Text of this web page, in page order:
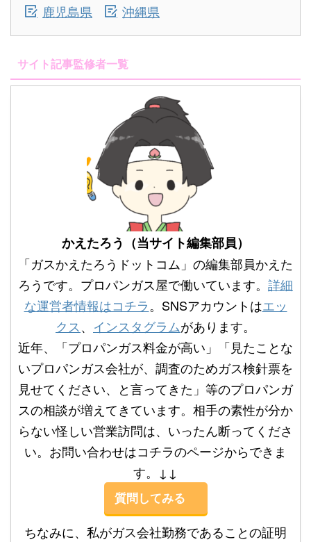
鹿児島県
沖縄県
サイト記事監修者一覧
かえたろう（当サイト編集部員）
「ガスかえたろうドットコム」の編集部員かえた
ろうです。プロパンガス屋で働いています。 詳細
な運営者情報はコチラ。SNSアカウントはエッ
クス、 インスタグラムがあります。
近年、「プロパンガス料金が高い」「見たことな
いプロパンガス会社が、調査のためガス検針票を
見せてください、と言ってきた」等のプロパンガ
スの相談が増えてきています。相手の素性が分か
らない怪しい営業訪問は、いったん断ってくださ
い。お問い合わせはコチラのページからできま
す。↓↓
質問してみる
ちなみに、私がガス会社勤務であることの証明